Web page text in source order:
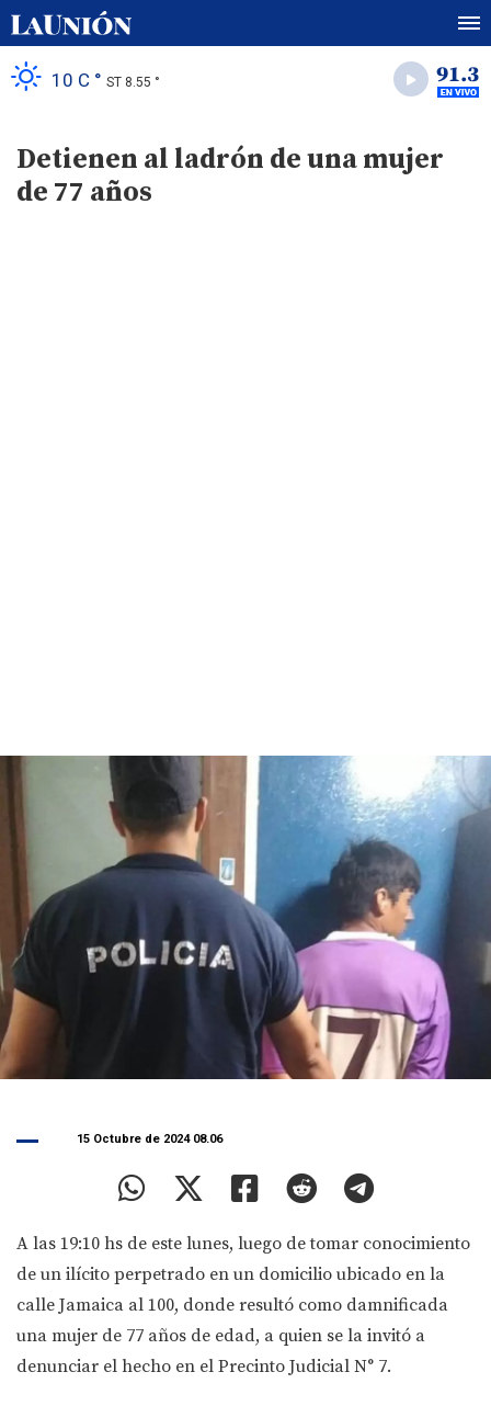
10 C ° ST 8.55 °
Detienen al ladrón de una mujer
de 77 años
15 Octubre de 2024 08.06
A las 19:10 hs de este lunes, luego de tomar conocimiento
de un ilícito perpetrado en un domicilio ubicado en la
calle Jamaica al 100, donde resultó como damnificada
una mujer de 77 años de edad, a quien se la invitó a
denunciar el hecho en el Precinto Judicial N° 7.